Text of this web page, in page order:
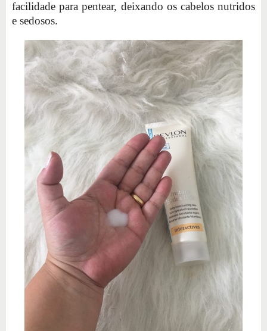
facilidade para pentear, deixando os cabelos nutridos
e sedosos.